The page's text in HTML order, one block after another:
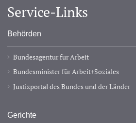
Service-Links
Behörden
Bundesagentur für Arbeit
Bundesminister für Arbeit+Soziales
Justizportal des Bundes und der Länder
Gerichte